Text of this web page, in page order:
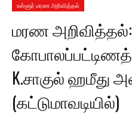
உள்ளூர் மரண அறிவித்தல்
மரண
K.சாகுல் ஹமீது
(கட்டுமாவடியில்)